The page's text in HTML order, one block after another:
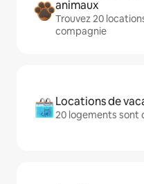
animaux
Trouvez 20
compagnie
Locations de
20 logements sont